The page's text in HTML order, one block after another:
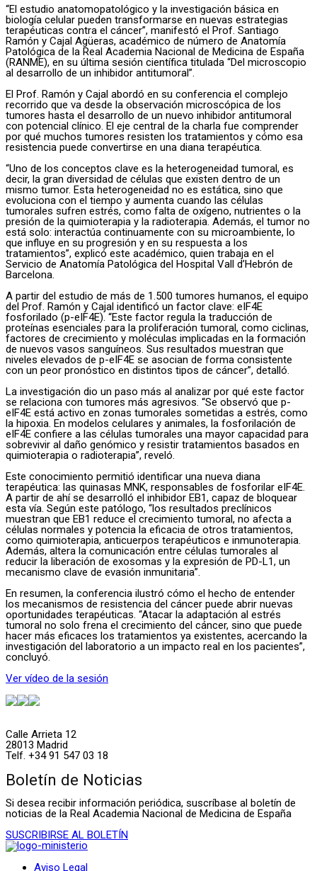
“El estudio anatomopatológico y la investigación básica en
biología celular pueden transformarse en nuevas estrategias
terapéuticas contra el cáncer”, manifestó el Prof. Santiago
Ramón y Cajal Agüeras, académico de número de Anatomía
Patológica de la Real Academia Nacional de Medicina de España
(RANME), en su última sesión científica titulada “Del microscopio
al desarrollo de un inhibidor antitumoral”.
El Prof. Ramón y Cajal abordó en su conferencia el complejo
recorrido que va desde la observación microscópica de los
tumores hasta el desarrollo de un nuevo inhibidor antitumoral
con potencial clínico. El eje central de la charla fue comprender
por qué muchos tumores resisten los tratamientos y cómo esa
resistencia puede convertirse en una diana terapéutica.
“Uno de los conceptos clave es la heterogeneidad tumoral, es
decir, la gran diversidad de células que existen dentro de un
mismo tumor. Esta heterogeneidad no es estática, sino que
evoluciona con el tiempo y aumenta cuando las células
tumorales sufren estrés, como falta de oxígeno, nutrientes o la
presión de la quimioterapia y la radioterapia. Además, el tumor no
está solo: interactúa continuamente con su microambiente, lo
que influye en su progresión y en su respuesta a los
tratamientos”, explicó este académico, quien trabaja en el
Servicio de Anatomía Patológica del Hospital Vall d’Hebrón de
Barcelona.
A partir del estudio de más de 1.500 tumores humanos, el equipo
del Prof. Ramón y Cajal identificó un factor clave: eIF4E
fosforilado (p-eIF4E). “Este factor regula la traducción de
proteínas esenciales para la proliferación tumoral, como ciclinas,
factores de crecimiento y moléculas implicadas en la formación
de nuevos vasos sanguíneos. Sus resultados muestran que
niveles elevados de p-eIF4E se asocian de forma consistente
con un peor pronóstico en distintos tipos de cáncer”, detalló.
La investigación dio un paso más al analizar por qué este factor
se relaciona con tumores más agresivos. “Se observó que p-
eIF4E está activo en zonas tumorales sometidas a estrés, como
la hipoxia. En modelos celulares y animales, la fosforilación de
eIF4E confiere a las células tumorales una mayor capacidad para
sobrevivir al daño genómico y resistir tratamientos basados en
quimioterapia o radioterapia”, reveló.
Este conocimiento permitió identificar una nueva diana
terapéutica: las quinasas MNK, responsables de fosforilar eIF4E.
A partir de ahí se desarrolló el inhibidor EB1, capaz de bloquear
esta vía. Según este patólogo, “los resultados preclínicos
muestran que EB1 reduce el crecimiento tumoral, no afecta a
células normales y potencia la eficacia de otros tratamientos,
como quimioterapia, anticuerpos terapéuticos e inmunoterapia.
Además, altera la comunicación entre células tumorales al
reducir la liberación de exosomas y la expresión de PD-L1, un
mecanismo clave de evasión inmunitaria”.
En resumen, la conferencia ilustró cómo el hecho de entender
los mecanismos de resistencia del cáncer puede abrir nuevas
oportunidades terapéuticas. “Atacar la adaptación al estrés
tumoral no solo frena el crecimiento del cáncer, sino que puede
hacer más eficaces los tratamientos ya existentes, acercando la
investigación del laboratorio a un impacto real en los pacientes”,
concluyó.
Ver vídeo de la sesión
Calle Arrieta 12
28013 Madrid
Telf. +34 91 547 03 18
Boletín de Noticias
Si desea recibir información periódica, suscríbase al boletín de
noticias de la Real Academia Nacional de Medicina de España
SUSCRIBIRSE AL BOLETÍN
Aviso Legal